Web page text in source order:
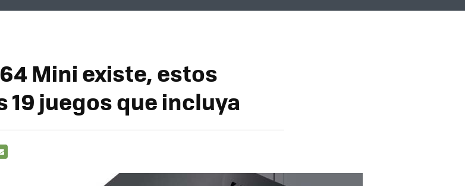
Mini existe, estos
19 juegos que incluya